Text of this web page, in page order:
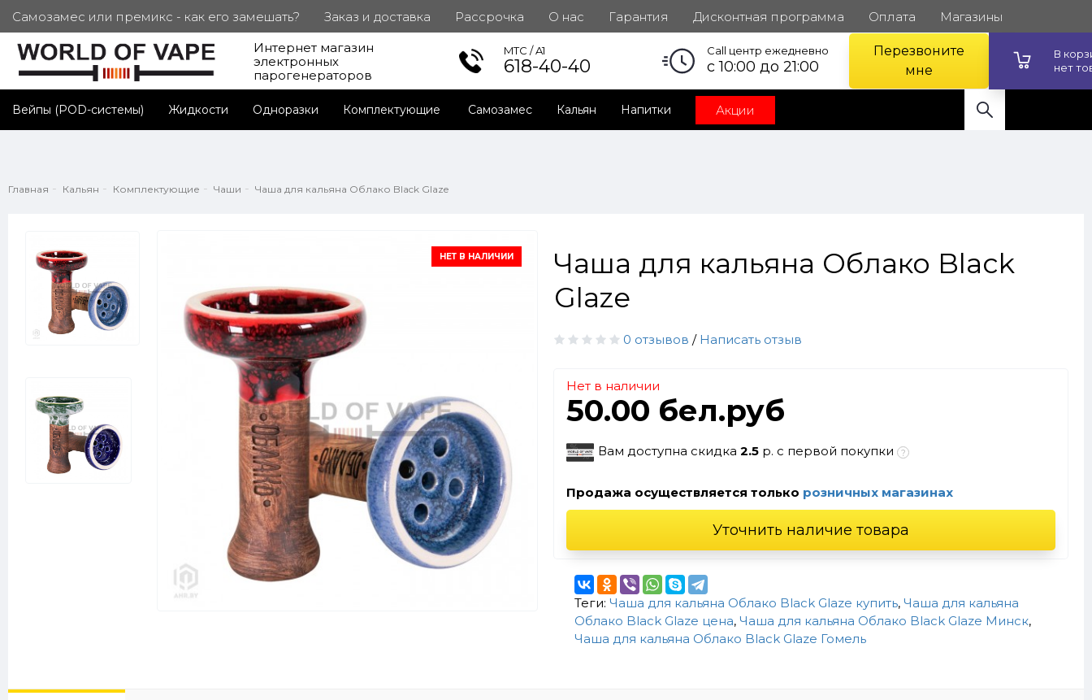
Самозамес или премикс - как его замешать? Заказ и доставка Рассрочка О нас Гарантия Дисконтная программа Оплата Магазины
ПОД. СЕРТИФИКАТЫ Партнерам Личный кабинет
Интернет магазин
электронных
парогенераторов
MTC / A1
618-40-40
Call центр ежедневно
с 10:00 до 21:00
Перезвоните
мне
В
нет
Вейпы (POD-системы) Жидкости Одноразки Комплектующие Самозамес Кальян Напитки Акции
Главная Кальян Комплектующие Чаши Чаша для кальяна Облако Black Glaze
НЕТ В НАЛИЧИИ
Чаша для кальяна Облако Black
Glaze
0 отзывов / Написать отзыв
Нет в наличии
50.00 бел.руб
Вам доступна скидка 2.5 р. с первой покупки
Продажа осуществляется только розничных магазинах
Уточнить наличие товара
Теги: Чаша для кальяна Облако Black Glaze купить, Чаша для кальяна
Облако Black Glaze цена, Чаша для кальяна Облако Black Glaze Минск,
Чаша для кальяна Облако Black Glaze Гомель